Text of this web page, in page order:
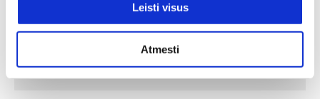
Leisti visus
Atmesti